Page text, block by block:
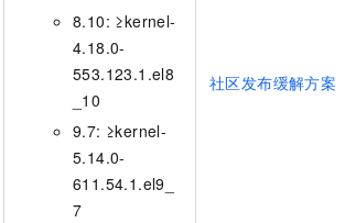
8.10: ≥kernel-
4.18.0-
553.123.1.el8
_10
9.7: ≥kernel-
5.14.0-
611.54.1.el9_
7
社区发布缓解方案